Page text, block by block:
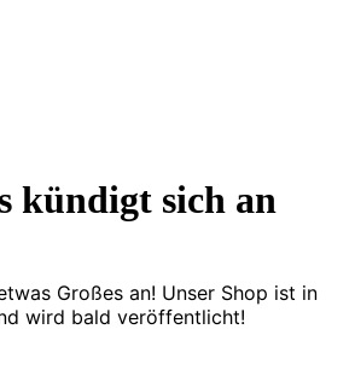
kündigt sich an
Großes an! Unser Shop ist in
wird bald veröffentlicht!